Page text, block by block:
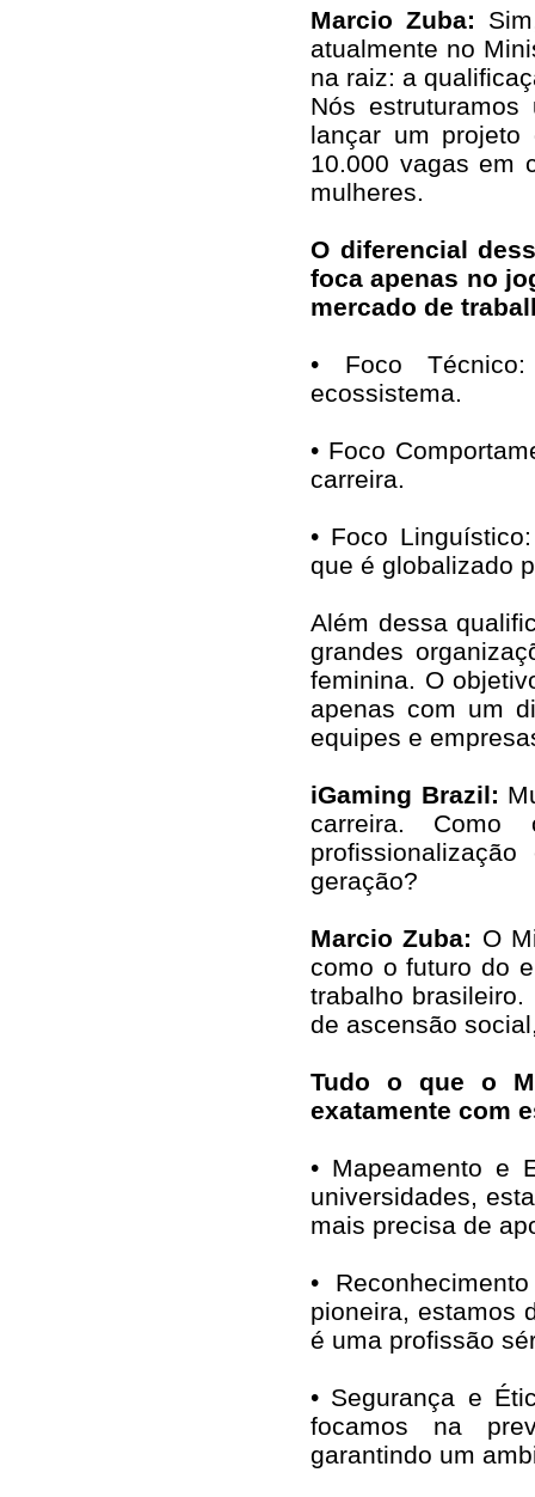
Marcio Zuba:
atualmente no
na raiz: a
Nós
lançar um projeto
10.000 vagas em
mulheres.
O diferencial
foca apenas no
mercado de
• Foco
ecossistema.
• Foco
carreira.
• Foco
que é globalizado
Além dessa
grandes
feminina. O
apenas com um
equipes e
iGaming Brazil:
carreira.
geração?
Marcio Zuba: O
como o futuro do
trabalho
de ascensão
Tudo o que o
exatamente com
• Mapeamento e
universidades,
mais precisa de
•
pioneira, estamos
é uma profissão
• Segurança e
focamos na
garantindo um